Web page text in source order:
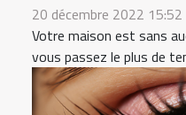
20 décembre 2022 15:52
Votre maison est sans
vous passez le plus de